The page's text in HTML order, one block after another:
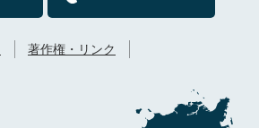
著作権・リンク